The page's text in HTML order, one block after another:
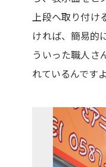
上段へ取り付け
ければ、簡易的
ういった職人さ
れているんですよ